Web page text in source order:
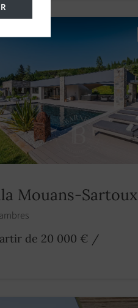
Mouans-Sartoux
de 20 000 € /